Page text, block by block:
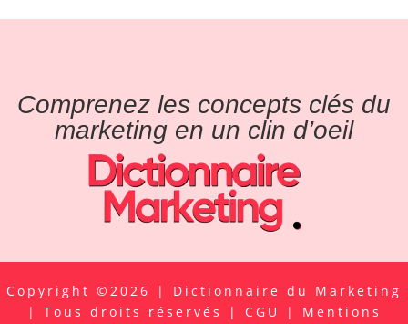
Comprenez les concepts clés du
marketing en un clin d’oeil
Copyright ©2026 | Dictionnaire du Marketing
| Tous droits réservés | CGU | Mentions